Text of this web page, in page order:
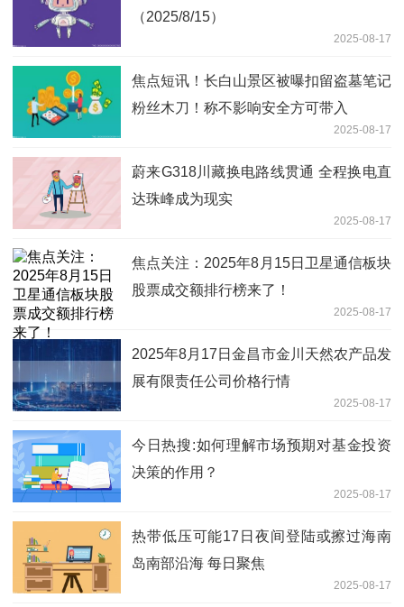
（2025/8/15）
2025-08-17
焦点短讯！长白山景区被曝扣留盗墓笔记
粉丝木刀！称不影响安全方可带入
2025-08-17
蔚来G318川藏换电路线贯通 全程换电直
达珠峰成为现实
2025-08-17
焦点关注：2025年8月15日卫星通信板块
股票成交额排行榜来了！
2025-08-17
2025年8月17日金昌市金川天然农产品发
展有限责任公司价格行情
2025-08-17
今日热搜:如何理解市场预期对基金投资
决策的作用？
2025-08-17
热带低压可能17日夜间登陆或擦过海南
岛南部沿海 每日聚焦
2025-08-17